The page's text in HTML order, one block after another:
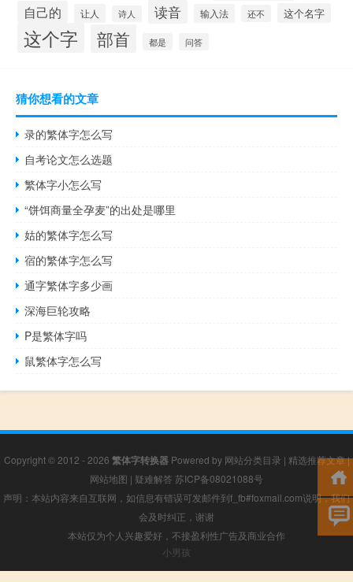
自己的 让人 诗人 读音 输入法 还不 这个名字
这个字 部首 都是 问答
猜你想看的文章
录的繁体字怎么写
自考论文怎么选题
繁体字小怎么写
“饼饵商量全孕麦”的出处是哪里
姑的繁体字怎么写
宿的繁体字怎么写
通字繁体字多少画
深海巨轮攻略
P是繁体字吗
鼠繁体字怎么写
Copyright © 2012 - 2026 繁体字转换器Powered by 网站分类目录 | 精选推荐文章|
网站地图 | 疑难解答 苏ICP备08021088号
声明：本站内容来自互联网，如信息有错误可发邮件到f_fb#foxmail.com说明，我们
会及时纠正，谢谢
本站仅为个人兴趣爱好，不接盈利性广告及商业合作
小男孩